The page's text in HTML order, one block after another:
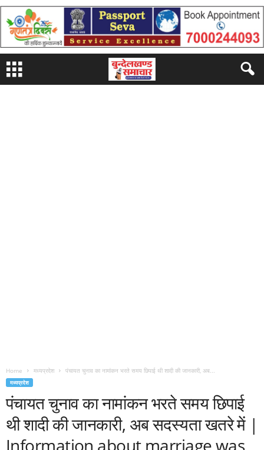
Home मध्यप्रदेश पंचायत चुनाव का नामांकन भरते समय छिपाई थी शादी की जानकारी, अब...
मध्यप्रदेश
पंचायत चुनाव का नामांकन भरते समय छिपाई
थी शादी की जानकारी, अब सदस्यता खतरे में |
Information about marriage was